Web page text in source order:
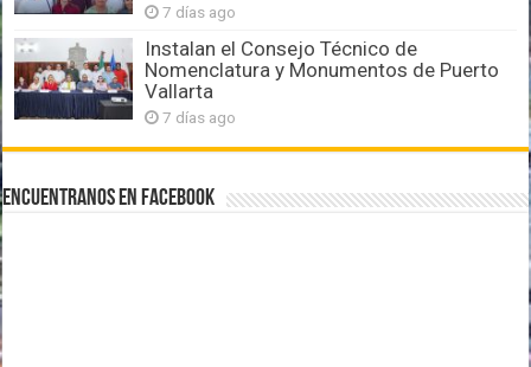
7 días ago
Instalan el Consejo Técnico de
Nomenclatura y Monumentos de Puerto
Vallarta
7 días ago
Encuentranos en Facebook